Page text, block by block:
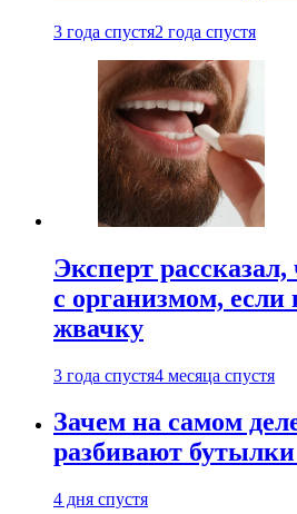
3 года спустя2 года спустя
Эксперт
с организмом, если
жвачку
3 года спустя4 месяца спустя
Зачем на самом
разбивают бутылки
4 дня спустя